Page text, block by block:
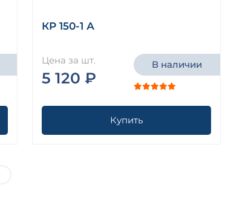
КР 150-1 А
Цена за шт.
5 120 ₽
В наличии
Купить